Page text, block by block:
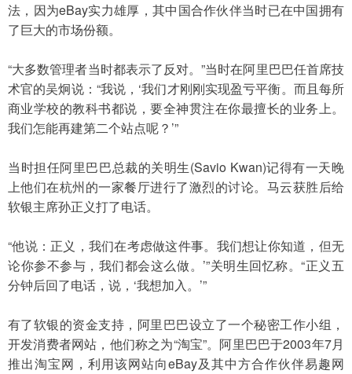
法，因为eBay实力雄厚，其中国合作伙伴当时已在中国拥有
了巨大的市场份额。
“大多数管理者当时都表示了反对。”当时在阿里巴巴任首席技
术官的吴炯说：“我说，‘我们才刚刚实现盈亏平衡。而且每所
商业学校的教科书都说，要全神贯注在你最擅长的业务上。
我们怎能再建第二个站点呢？’”
当时担任阿里巴巴总裁的关明生(Savio Kwan)记得有一天晚
上他们在杭州的一家餐厅进行了激烈的讨论。马云获胜后给
软银主席孙正义打了电话。
“他说：正义，我们在考虑做这件事。我们想让你知道，但无
论你参不参与，我们都会这么做。’”关明生回忆称。“正义五
分钟后回了电话，说，‘我想加入。’”
有了软银的资金支持，阿里巴巴设立了一个秘密工作小组，
开发消费者网站，他们称之为“淘宝”。阿里巴巴于2003年7月
推出淘宝网，利用该网站向eBay及其中方合作伙伴易趣网